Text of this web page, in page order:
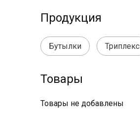
Продукция
Бутылки Триплекс
Товары
Товары не добавлены